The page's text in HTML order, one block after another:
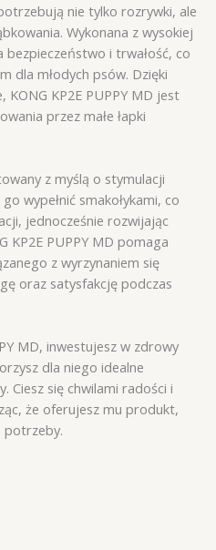
nie tylko rozrywki, ale
Wykonana z wysokiej
bezpieczeństwo i trwałość, co
dla młodych psów. Dzięki
KP2E PUPPY MD jest
przez małe łapki
z myślą o stymulacji
wypełnić smakołykami, co
jednocześnie rozwijając
KP2E PUPPY MD pomaga
z wyrzynaniem się
oraz satysfakcję podczas
MD, inwestujesz w zdrowy
dla niego idealne
Ciesz się chwilami radości i
że oferujesz mu produkt,
potrzeby.